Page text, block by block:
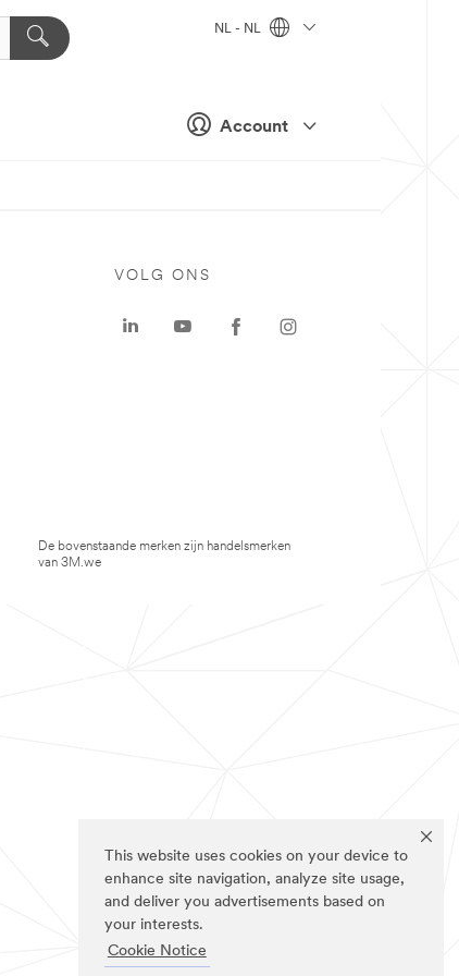
This website uses cookies on your device to
enhance site navigation, analyze site usage,
and deliver you advertisements based on
your interests.
Cookie Notice
Account
NL - NL
VOLG ONS
De bovenstaande merken zijn handelsmerken
van 3M.we